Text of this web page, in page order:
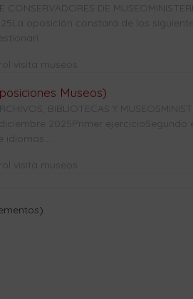
CONSERVADORES DE
oposición constará de los
visita museos
Museos)
BIBLIOTECAS Y
2025Primer
visita museos